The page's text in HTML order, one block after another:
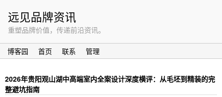
远见品牌资讯
重塑品牌价值，传递前沿资讯。
博客园 首页 联系 管理
2026年贵阳观山湖中高端室内全案设计深度横评：从毛坯到精装的完
整避坑指南